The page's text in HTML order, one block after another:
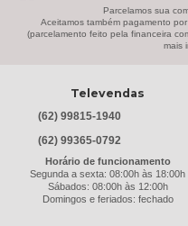
Bem Estar Clima (2)
Bem Estar Estofados
Bertolini (2)
Best (9)
Braslar (6)
Parcelamos sua
Aceitamos também pagamento
(parcelamento feito pela financeira
mais
Televendas
(62) 99815-1940
(62) 99365-0792
Horário de funcionamento
Segunda a sexta: 08:00h às 18:00h
Sábados: 08:00h às 12:00h
Domingos e feriados: fechado